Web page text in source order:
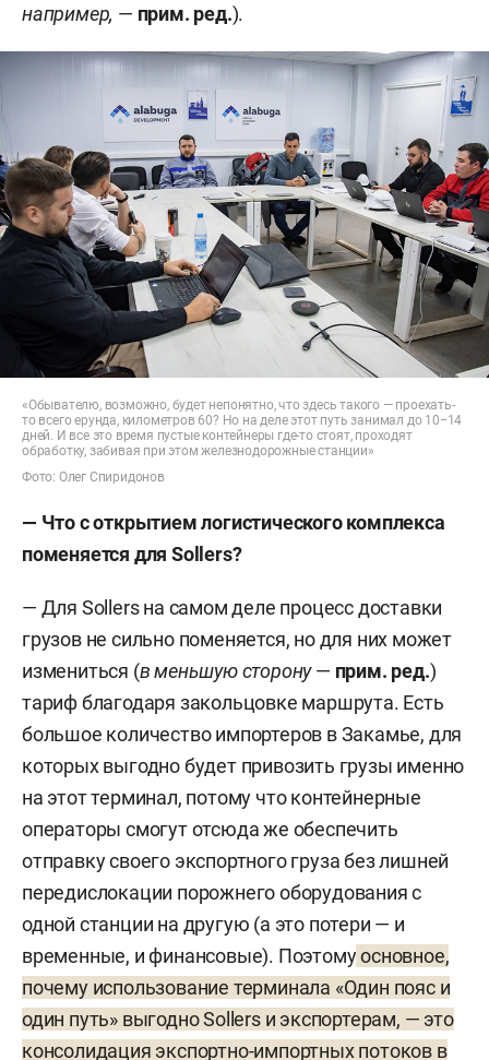
например, — прим. ред.).
«Обывателю, возможно, будет непонятно, что здесь такого — проехать-
то всего ерунда, километров 60? Но на деле этот путь занимал до 10−14
дней. И все это время пустые контейнеры где-то стоят, проходят
обработку, забивая при этом железнодорожные станции»
Фото: Олег Спиридонов
— Что с открытием логистического комплекса
поменяется дляSollers?
— Для Sollers на самом деле процесс доставки
грузов не сильно поменяется, но для них может
измениться (в меньшую сторону— прим. ред.)
тариф благодаря закольцовке маршрута. Есть
большое количество импортеров в Закамье, для
которых выгодно будет привозить грузы именно
на этот терминал, потому что контейнерные
операторы смогут отсюда же обеспечить
отправку своего экспортного груза без лишней
передислокации порожнего оборудования с
одной станции на другую (а это потери — и
временные, и финансовые). Поэтомуосновное,
почему использование терминала «Один пояс и
один путь» выгодно Sollers и экспортерам, — это
консолидация экспортно-импортных потоков в